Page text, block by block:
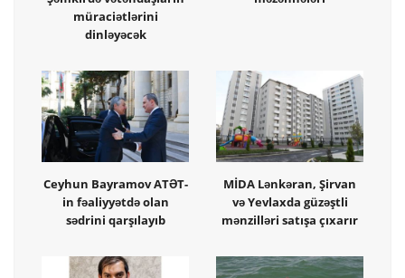
müraciətlərini
dinləyəcək
Ceyhun Bayramov ATƏT-
in fəaliyyətdə olan
sədrini qarşılayıb
MİDA Lənkəran, Şirvan
və Yevlaxda güzəştli
mənzilləri satışa çıxarır